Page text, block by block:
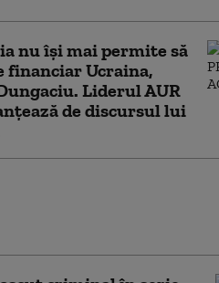
nu își mai permite să
financiar Ucraina,
Liderul AUR
de discursul lui